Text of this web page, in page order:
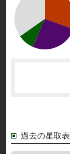
過去の星取表